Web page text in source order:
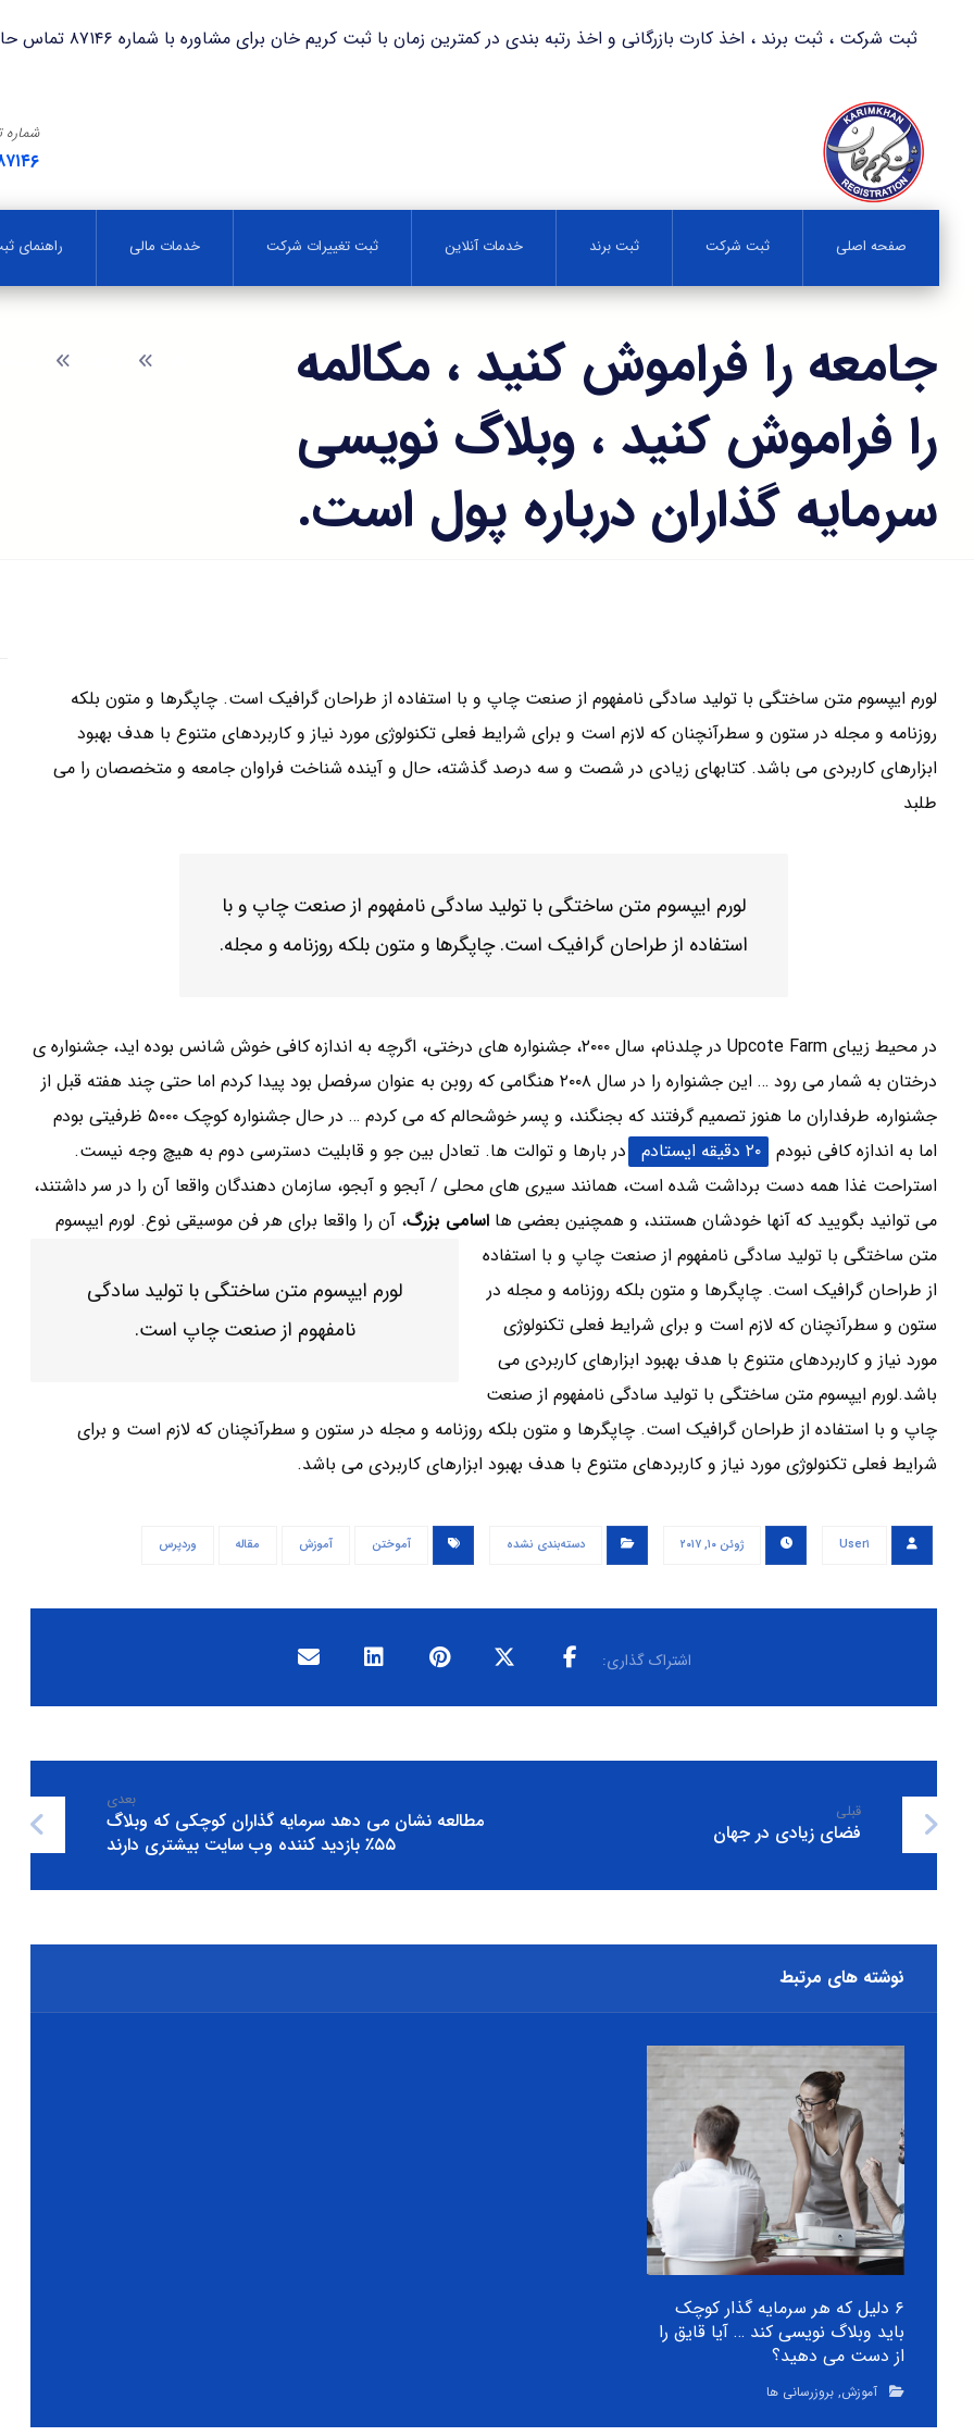
ثبت شرکت ، ثبت برند ، اخذ کارت بازرگانی و اخذ رتبه بندی در کمترین زمان با ثبت کریم خان برای مشاوره با شماره ۸۷۱۴۶ تماس حاصل فرمایید.
صفحه اصلی ثبت شرکت ثبت برند خدمات آنلاین ثبت تغییرات شرکت خدمات مالی راهنمای
جامعه را فراموش کنید ، مکالمه
را فراموش کنید ، وبلاگ نویسی
سرمایه گذاران درباره پول است.
لورم ایپسوم متن ساختگی با تولید سادگی نامفهوم از صنعت چاپ و با استفاده از طراحان گرافیک است. چاپگرها و متون بلکه
روزنامه و مجله در ستون و سطرآنچنان که لازم است و برای شرایط فعلی تکنولوژی مورد نیاز و کاربردهای متنوع با هدف بهبود
ابزارهای کاربردی می باشد. کتابهای زیادی در شصت و سه درصد گذشته، حال و آینده شناخت فراوان جامعه و متخصصان را می
طلبد
لورم ایپسوم متن ساختگی با تولید سادگی نامفهوم از صنعت چاپ و با
استفاده از طراحان گرافیک است. چاپگرها و متون بلکه روزنامه و مجله.
در محیط زیبای Upcote Farm در چلدنام، سال ۲۰۰۰، جشنواره های درختی، اگرچه به اندازه کافی خوش شانس بوده اید، جشنواره ی
درختان به شمار می رود … این جشنواره را در سال ۲۰۰۸ هنگامی که روبن به عنوان سرفصل بود پیدا کردم اما حتی چند هفته قبل از
جشنواره، طرفداران ما هنوز تصمیم گرفتند که بجنگند، و پسر خوشحالم که می کردم … در حال جشنواره کوچک ۵۰۰۰ ظرفیتی بودم
اما به اندازه کافی نبودم ۲۰ دقیقه ایستادم
در بارها و توالت ها. تعادل بین جو و قابلیت دسترسی دوم به هیچ وجه نیست.
استراحت غذا همه دست برداشت شده است، همانند سیری های محلی / آبجو و آبجو، سازمان دهندگان واقعا آن را در سر داشتند،
می توانید بگویید که آنها خودشان هستند، و همچنین بعضی ها اسامی بزرگ، آن را واقعا برای هر فن موسیقی نوع.
لورم ایپسوم متن ساختگی با تولید سادگی
نامفهوم از صنعت چاپ است.
لورم ایپسوم
متن ساختگی با تولید سادگی نامفهوم از صنعت چاپ و با استفاده
از طراحان گرافیک است. چاپگرها و متون بلکه روزنامه و مجله در
ستون و سطرآنچنان که لازم است و برای شرایط فعلی تکنولوژی
مورد نیاز و کاربردهای متنوع با هدف بهبود ابزارهای کاربردی می
باشد.لورم ایپسوم متن ساختگی با تولید سادگی نامفهوم از صنعت
چاپ و با استفاده از طراحان گرافیک است. چاپگرها و متون بلکه روزنامه و مجله در ستون و سطرآنچنان که لازم است و برای
شرایط فعلی تکنولوژی مورد نیاز و کاربردهای متنوع با هدف بهبود ابزارهای کاربردی می باشد.
User۱ ژوئن ۱۰, ۲۰۱۷ دسته‌بندی نشده آموختن آموزش مقاله وردپرس
قبلی
فضای زیادی در جهان
بعدی
مطالعه نشان می دهد سرمایه گذاران کوچکی که وبلاگ
۵۵٪ بازدید کننده وب سایت بیشتری دارند
نوشته های مرتبط
۶ دلیل که هر سرمایه گذار کوچک
باید وبلاگ نویسی کند … آیا قایق را
از دست می دهید؟
آموزش, بروزرسانی ها